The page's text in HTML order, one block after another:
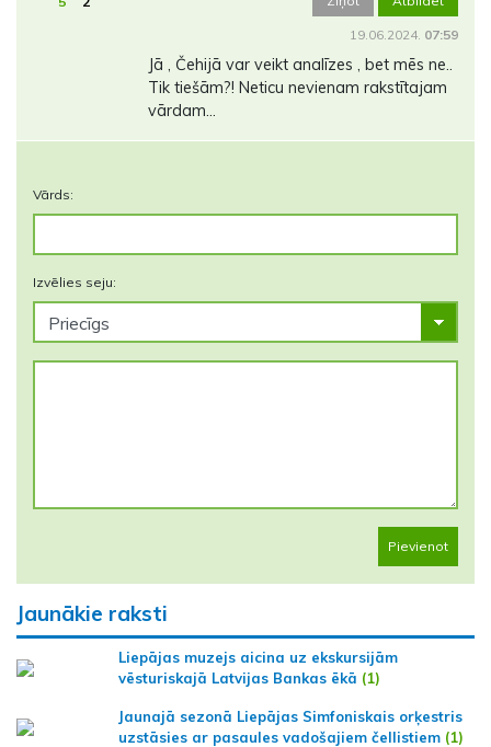
19.06.2024. 07:59
Jā , Čehijā var veikt analīzes , bet mēs ne..
Tik tiešām?! Neticu nevienam rakstītajam
vārdam…
Vārds:
Izvēlies seju:
Pievienot
Jaunākie raksti
Liepājas muzejs aicina uz ekskursijām
vēsturiskajā Latvijas Bankas ēkā (1)
Jaunajā sezonā Liepājas Simfoniskais orķestris
uzstāsies ar pasaules vadošajiem čellistiem (1)